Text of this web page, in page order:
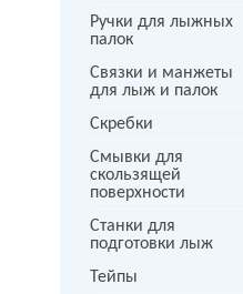
Ручки для лыжных
палок
Связки и манжеты
для лыж и палок
Скребки
Смывки для
скользящей
поверхности
Станки для
подготовки лыж
Тейпы